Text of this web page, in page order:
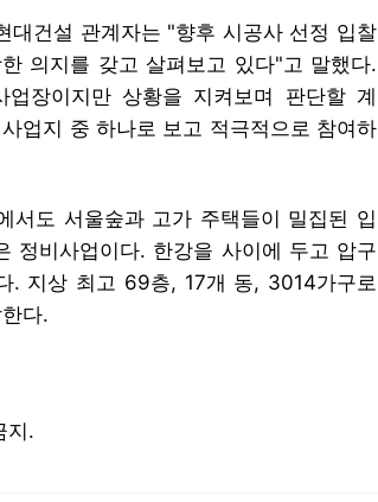
대건설 관계자는 "향후 시공사 선정 입찰
의지를 갖고 살펴보고 있다"고 말했다.
장이지만 상황을 지켜보며 판단할 계
업지 중 하나로 보고 적극적으로 참여하
서도 서울숲과 고가 주택들이 밀집된 입
정비사업이다. 한강을 사이에 두고 압구
. 지상 최고 69층, 17개 동, 3014가구로
다.
지.